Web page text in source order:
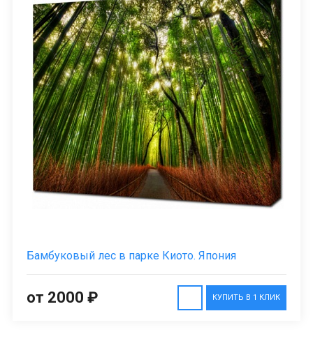
Бамбуковый лес в парке Киото. Япония
КУПИТЬ В 1 КЛИК
от 2000 ₽